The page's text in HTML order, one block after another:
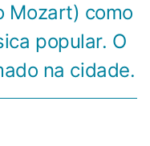
Mozart) como
popular. O
na cidade.